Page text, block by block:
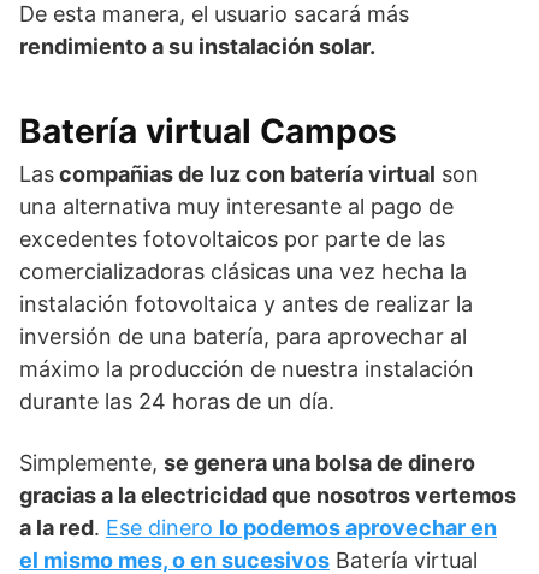
De esta manera, el usuario sacará más
rendimiento a su instalación solar.
Batería virtual Campos
Lascompañias de luz con batería virtual son
una alternativa muy interesante al pago de
excedentes fotovoltaicos por parte de las
comercializadoras clásicas una vez hecha la
instalación fotovoltaica y antes de realizar la
inversión de una batería, para aprovechar al
máximo la producción de nuestra instalación
durante las 24 horas de un día.
Simplemente, se genera una bolsa de dinero
gracias a la electricidad que nosotros vertemos
a la red. Ese dinero lo podemos aprovechar en
el mismo mes, o en sucesivos Batería virtual